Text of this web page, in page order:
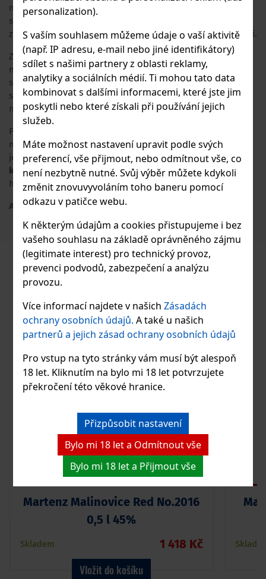
personalization).
S vaším souhlasem můžeme údaje o vaší aktivitě
(např. IP adresu, e-mail nebo jiné identifikátory)
sdílet s našimi partnery z oblasti reklamy,
analytiky a sociálních médií. Ti mohou tato data
kombinovat s dalšími informacemi, které jste jim
poskytli nebo které získali při používání jejich
služeb.
Máte možnost nastavení upravit podle svých
preferencí, vše přijmout, nebo odmítnout vše, co
není nezbytně nutné. Svůj výběr můžete kdykoli
změnit znovuvyvoláním toho baneru pomocí
odkazu v patičce webu.
K některým údajům a cookies přistupujeme i bez
vašeho souhlasu na základě oprávněného zájmu
(legitimate interest) pro technický provoz,
prevenci podvodů, zabezpečení a analýzu
provozu.
Více informací najdete v našichZásadách
ochrany osobních údajů. A také u našich
partnerů a jejich zásad ochrany osobních údajů
Pro vstup na tyto stránky vám musí být alespoň
18 let. Kliknutím na bylo mi 18 let potvrzujete
překročení této věkové hranice.
Přizpůsobit nastavení
Bylo mi 18 let a Odmítnout vše
Bylo mi 18 let a Přijmout vše
nejlepší produkty mohou vzniknout pouze z přírody. Značka
se zavázala k minimálnímu dopadu na životní prostředí, což
zahrnuje snahu o minimalizaci odpadů a maximální recyklaci.
Zdeněk Jurášek přišel s myšlenkou vyrábět pálenku z
neobvyklého druhu ovoce – sladkých malin, čímž projevil
svůj inovační přístup a chuť dělat věci jinak. Tato originalita
se odráží ve všech produktechMartenz, kde je kladen důraz
na jedinečnost a výjimečnost.
Používají se pouze zcela zralé maliny, které jsou jedním z
nejdražších druhů ovoce v Evropě, což dává destilátům jejich
jedinečný charakter. Každá láhev je vyrobena z přibližně 6
kg
těchto vysoce kvalitních malin, což zaručuje bohatost a
hloubku chuti, kterou v běžných pálenkách nenaleznete.
Adresa výrobce: Martenz, Martinice 259, 769 01 Martinice, CZ
PODOBNÉ PRODUKTY
Martenz Malinovice Red No.2016
0,5 l 45%
Skladem 1 418 Kč
Vložit do košíku